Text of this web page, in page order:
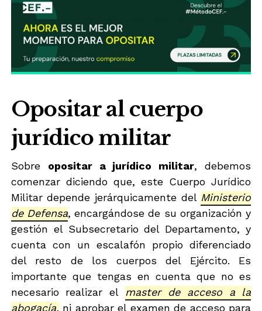
Opositar al cuerpo
jurídico militar
Sobre opositar a jurídico militar, debemos
comenzar diciendo que, este Cuerpo Jurídico
Militar depende jerárquicamente del Ministerio
de Defensa, encargándose de su organización y
gestión el Subsecretario del Departamento, y
cuenta con un escalafón propio diferenciado
del resto de los cuerpos del Ejército. Es
importante que tengas en cuenta que no es
necesario realizar el master de acceso a la
abogacía, ni aprobar el examen de acceso para